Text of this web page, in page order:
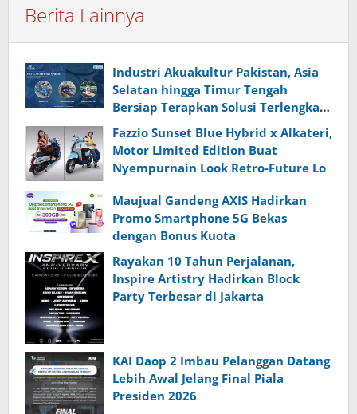
Berita Lainnya
Industri Akuakultur Pakistan, Asia
Selatan hingga Timur Tengah
Bersiap Terapkan Solusi Terlengkap
dari Indonesia
Fazzio Sunset Blue Hybrid x Alkateri,
Motor Limited Edition Buat
Nyempurnain Look Retro-Future Lo
Maujual Gandeng AXIS Hadirkan
Promo Smartphone 5G Bekas
dengan Bonus Kuota
Rayakan 10 Tahun Perjalanan,
Inspire Artistry Hadirkan Block
Party Terbesar di Jakarta
KAI Daop 2 Imbau Pelanggan Datang
Lebih Awal Jelang Final Piala
Presiden 2026